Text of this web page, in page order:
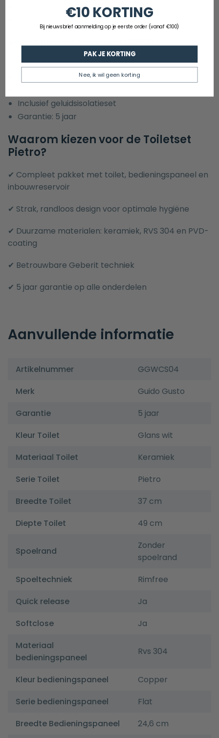
Afmetingen: 246×160×11 mm
Garantie: 5 jaar
Artikelnummer: 1579154
Inclusief geluidsisolatieset
Garantie: 5 jaar
Waarom kiezen voor de Toiletset
Pietro?
✔ Compleet pakket met toilet, bedieningspaneel en
inbouwreservoir
✔ Strak, randloos design voor optimale hygiëne
✔ Duurzame materialen: keramiek, RVS 304 en PVD-
coating
✔ Betrouwbare Geberit techniek
✔ 5 jaar garantie op alle onderdelen
Aanvullende informatie
Artikelnummer
GGWCS04
Merk
Guido Gusto
Garantie
5 jaar
Kleur Toilet
Glans wit
Materiaal Toilet
Keramiek
Serie Toilet
Pietro
Breedte Toilet
37 cm
Diepte Toilet
49 cm
Spoelrand
Zonder
spoelrand
Spoeltechniek
Rimfree
Quick release
Ja
Softclose
Ja
Materiaal
bedieningspaneel
Rvs 304
Kleur bedieningspaneel
Copper
Serie bedieningspaneel
Flat
Breedte Bedieningspaneel
24,6 cm
€10 KORTING
Bij nieuwsbrief aanmelding op je eerste order (vanaf €100)
PAK JE KORTING
Nee, ik wil geen korting